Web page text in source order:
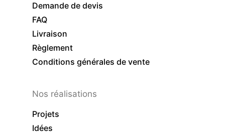
Demande de devis
FAQ
Livraison
Règlement
Conditions générales de vente
Nos réalisations
Projets
Idées